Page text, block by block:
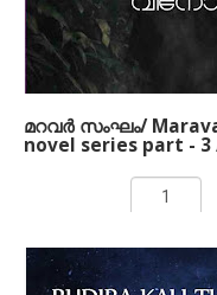
നോവലില്‍ ഉണ്ട്.
മറവര്‍ സംഘം/
novel series part - 3
ADD